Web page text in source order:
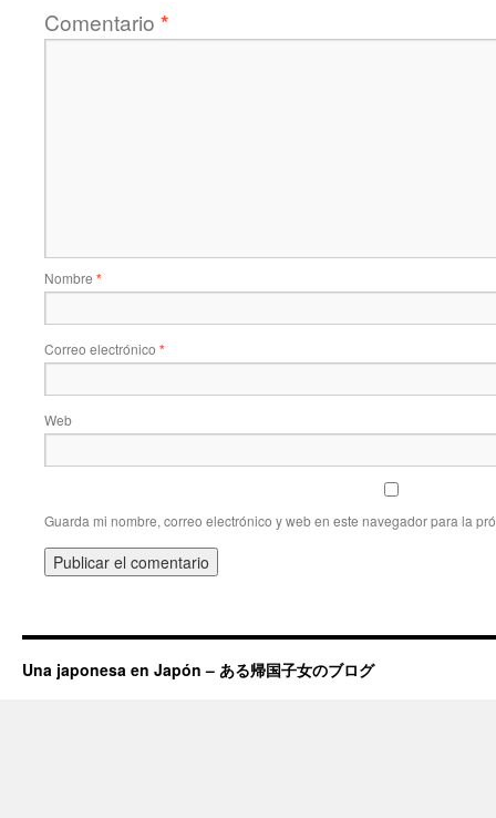
Comentario *
Nombre *
Correo electrónico *
Web
Guarda mi nombre, correo electrónico y web en este navegador para la
Una japonesa en Japón – ある帰国子女のブログ